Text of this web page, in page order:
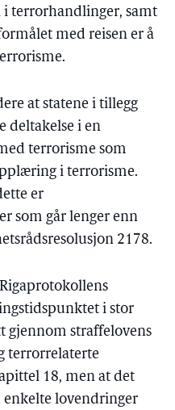
i terrorhandlinger, samt
med reisen er å
at statene i tillegg
deltakelse i en
terrorisme som
i terrorisme.
er
som går lenger enn
2178.
i stor
gjennom straffelovens
terrorrelaterte
18, men at det
lovendringer